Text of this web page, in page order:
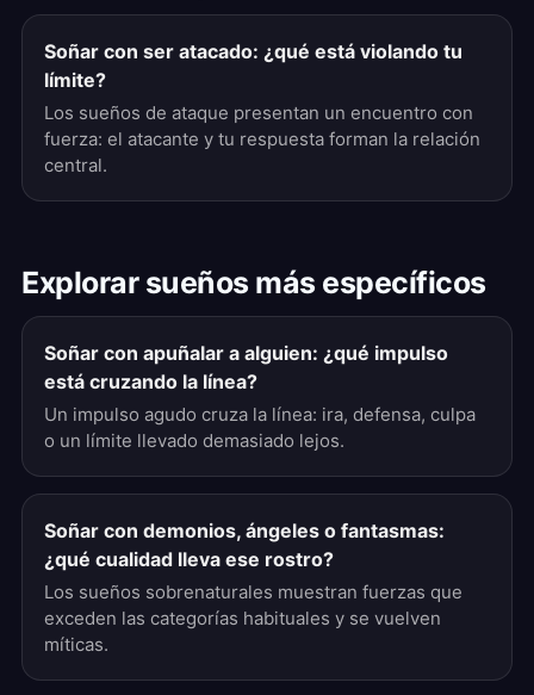
Soñar con ser atacado: ¿qué está violando tu
límite?
Los sueños de ataque presentan un encuentro con
fuerza: el atacante y tu respuesta forman la relación
central.
Explorar sueños más específicos
Soñar con apuñalar a alguien: ¿qué impulso
está cruzando la línea?
Un impulso agudo cruza la línea: ira, defensa, culpa
o un límite llevado demasiado lejos.
Soñar con demonios, ángeles o fantasmas:
¿qué cualidad lleva ese rostro?
Los sueños sobrenaturales muestran fuerzas que
exceden las categorías habituales y se vuelven
míticas.